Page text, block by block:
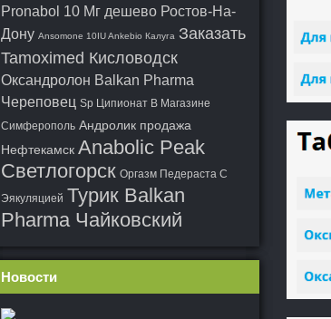
Pronabol 10 Мг дешево Ростов-На-
Дону Ansomone 10IU Ankebio Калуга Заказать
Tamoximed Кисловодск
Оксандролон Balkan Pharma
Череповец Sp Ципионат В Магазине
Симферополь Андролик продажа
Нефтекамск Anabolic Peak
Светлогорск Оргазм Педераста С
Эякуляцией Турик Balkan
Pharma Чайковский
Новости